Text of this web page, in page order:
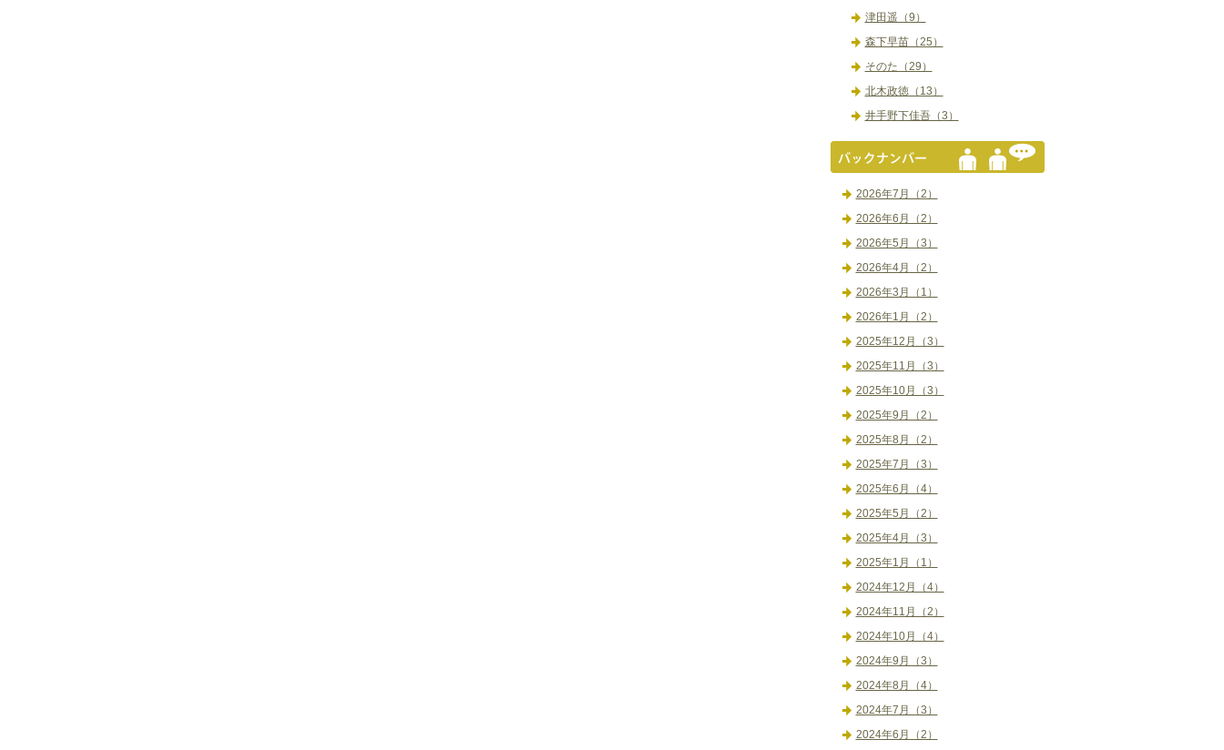
津田遥（9）
森下早苗（25）
そのた（29）
北木政徳（13）
井手野下佳吾（3）
2026年7月（2）
2026年6月（2）
2026年5月（3）
2026年4月（2）
2026年3月（1）
2026年1月（2）
2025年12月（3）
2025年11月（3）
2025年10月（3）
2025年9月（2）
2025年8月（2）
2025年7月（3）
2025年6月（4）
2025年5月（2）
2025年4月（3）
2025年1月（1）
2024年12月（4）
2024年11月（2）
2024年10月（4）
2024年9月（3）
2024年8月（4）
2024年7月（3）
2024年6月（2）